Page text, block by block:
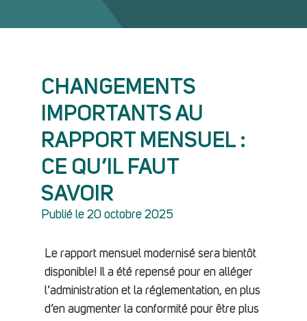
CHANGEMENTS
IMPORTANTS AU
RAPPORT MENSUEL :
CE QU’IL FAUT
SAVOIR
Publié le 20 octobre 2025
Le rapport mensuel modernisé sera bientôt
disponible! Il a été repensé pour en alléger
l’administration et la réglementation, en plus
d’en augmenter la conformité pour être plus